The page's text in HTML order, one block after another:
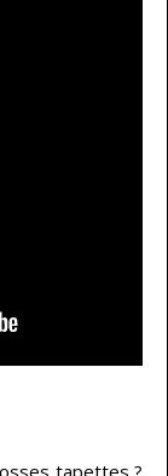
tapettes ?